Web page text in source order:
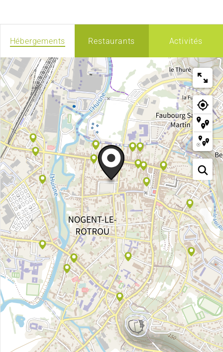
Hébergements Restaurants Activités